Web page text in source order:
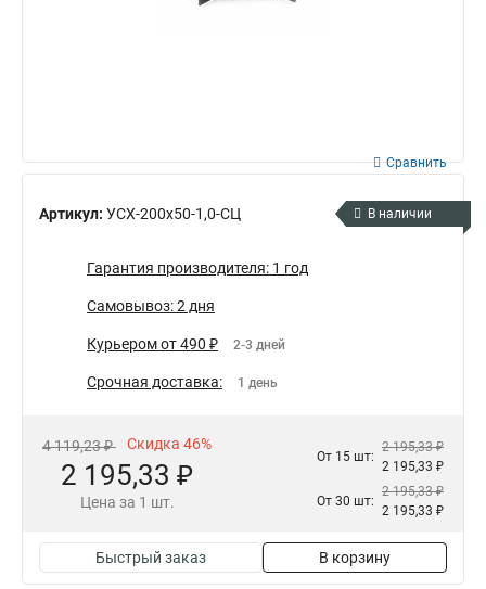
Артикул: УСХ-200х50-1,0-СЦ
Сравнить
В наличии
Гарантия производителя: 1 год
Самовывоз: 2 дня
Курьером от 490 ₽ 2-3 дней
Срочная доставка: 1 день
4 119,23 ₽ Скидка 46%
2 195,33 ₽
Цена за 1 шт.
От 15 шт:
2 195,33 ₽
2 195,33 ₽
От 30 шт:
2 195,33 ₽
2 195,33 ₽
Быстрый заказ В корзину